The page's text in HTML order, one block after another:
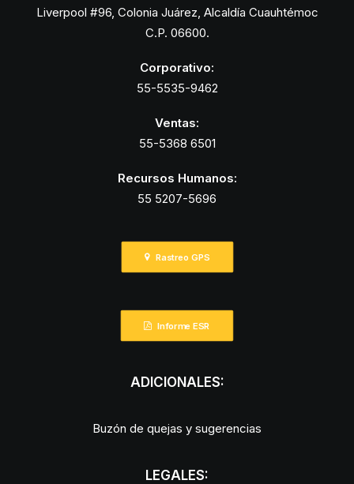
Liverpool #96, Colonia Juárez, Alcaldía Cuauhtémoc
C.P. 06600.
Corporativo:
55-5535-9462
Ventas:
55-5368 6501
Recursos Humanos:
55 5207-5696
Rastreo GPS
Informe ESR
ADICIONALES:
Buzón de quejas y sugerencias
LEGALES: